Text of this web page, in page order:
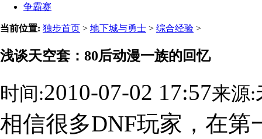
争霸赛
当前位置: 独步首页 > 地下城与勇士 > 综合经验 >
浅谈天空套：80后动漫一族的回忆
时间:2010-07-02 17:57来源:
相信很多DNF玩家，在